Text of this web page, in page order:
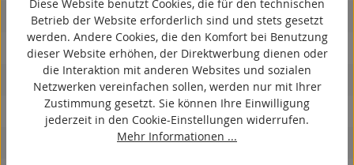
antistatisch
ESD
elektrisch leitfähig
korrosionsbeständig
Diese Website benutzt Cookies, die für den technischen
Betrieb der Website erforderlich sind und stets gesetzt
werden. Andere Cookies, die den Komfort bei Benutzung
dieser Website erhöhen, der Direktwerbung dienen oder
die Interaktion mit anderen Websites und sozialen
Netzwerken vereinfachen sollen, werden nur mit Ihrer
Zustimmung gesetzt. Sie können Ihre Einwilligung
jederzeit in den Cookie-Einstellungen widerrufen.
Mehr Informationen ...